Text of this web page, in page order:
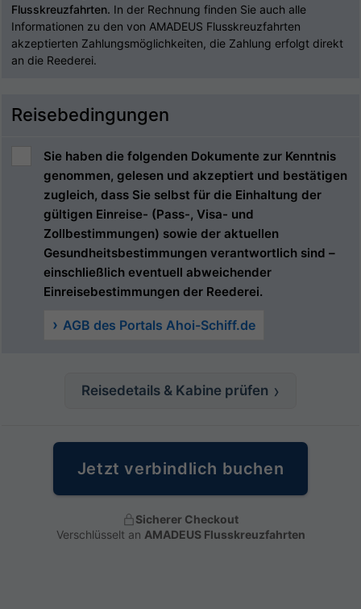
Flusskreuzfahrten. In der Rechnung finden Sie auch alle
Informationen zu den von AMADEUS Flusskreuzfahrten
akzeptierten Zahlungsmöglichkeiten, die Zahlung erfolgt direkt
an die Reederei.
Reisebedingungen
Sie haben die folgenden Dokumente zur Kenntnis
genommen, gelesen und akzeptiert und bestätigen
zugleich, dass Sie selbst für die Einhaltung der
gültigen Einreise- (Pass-, Visa- und
Zollbestimmungen) sowie der aktuellen
Gesundheitsbestimmungen verantwortlich sind –
einschließlich eventuell abweichender
Einreisebestimmungen der Reederei.
AGB des Portals Ahoi-Schiff.de
Reisedetails & Kabine prüfen
Jetzt verbindlich buchen
Sicherer Checkout
Verschlüsselt an AMADEUS Flusskreuzfahrten